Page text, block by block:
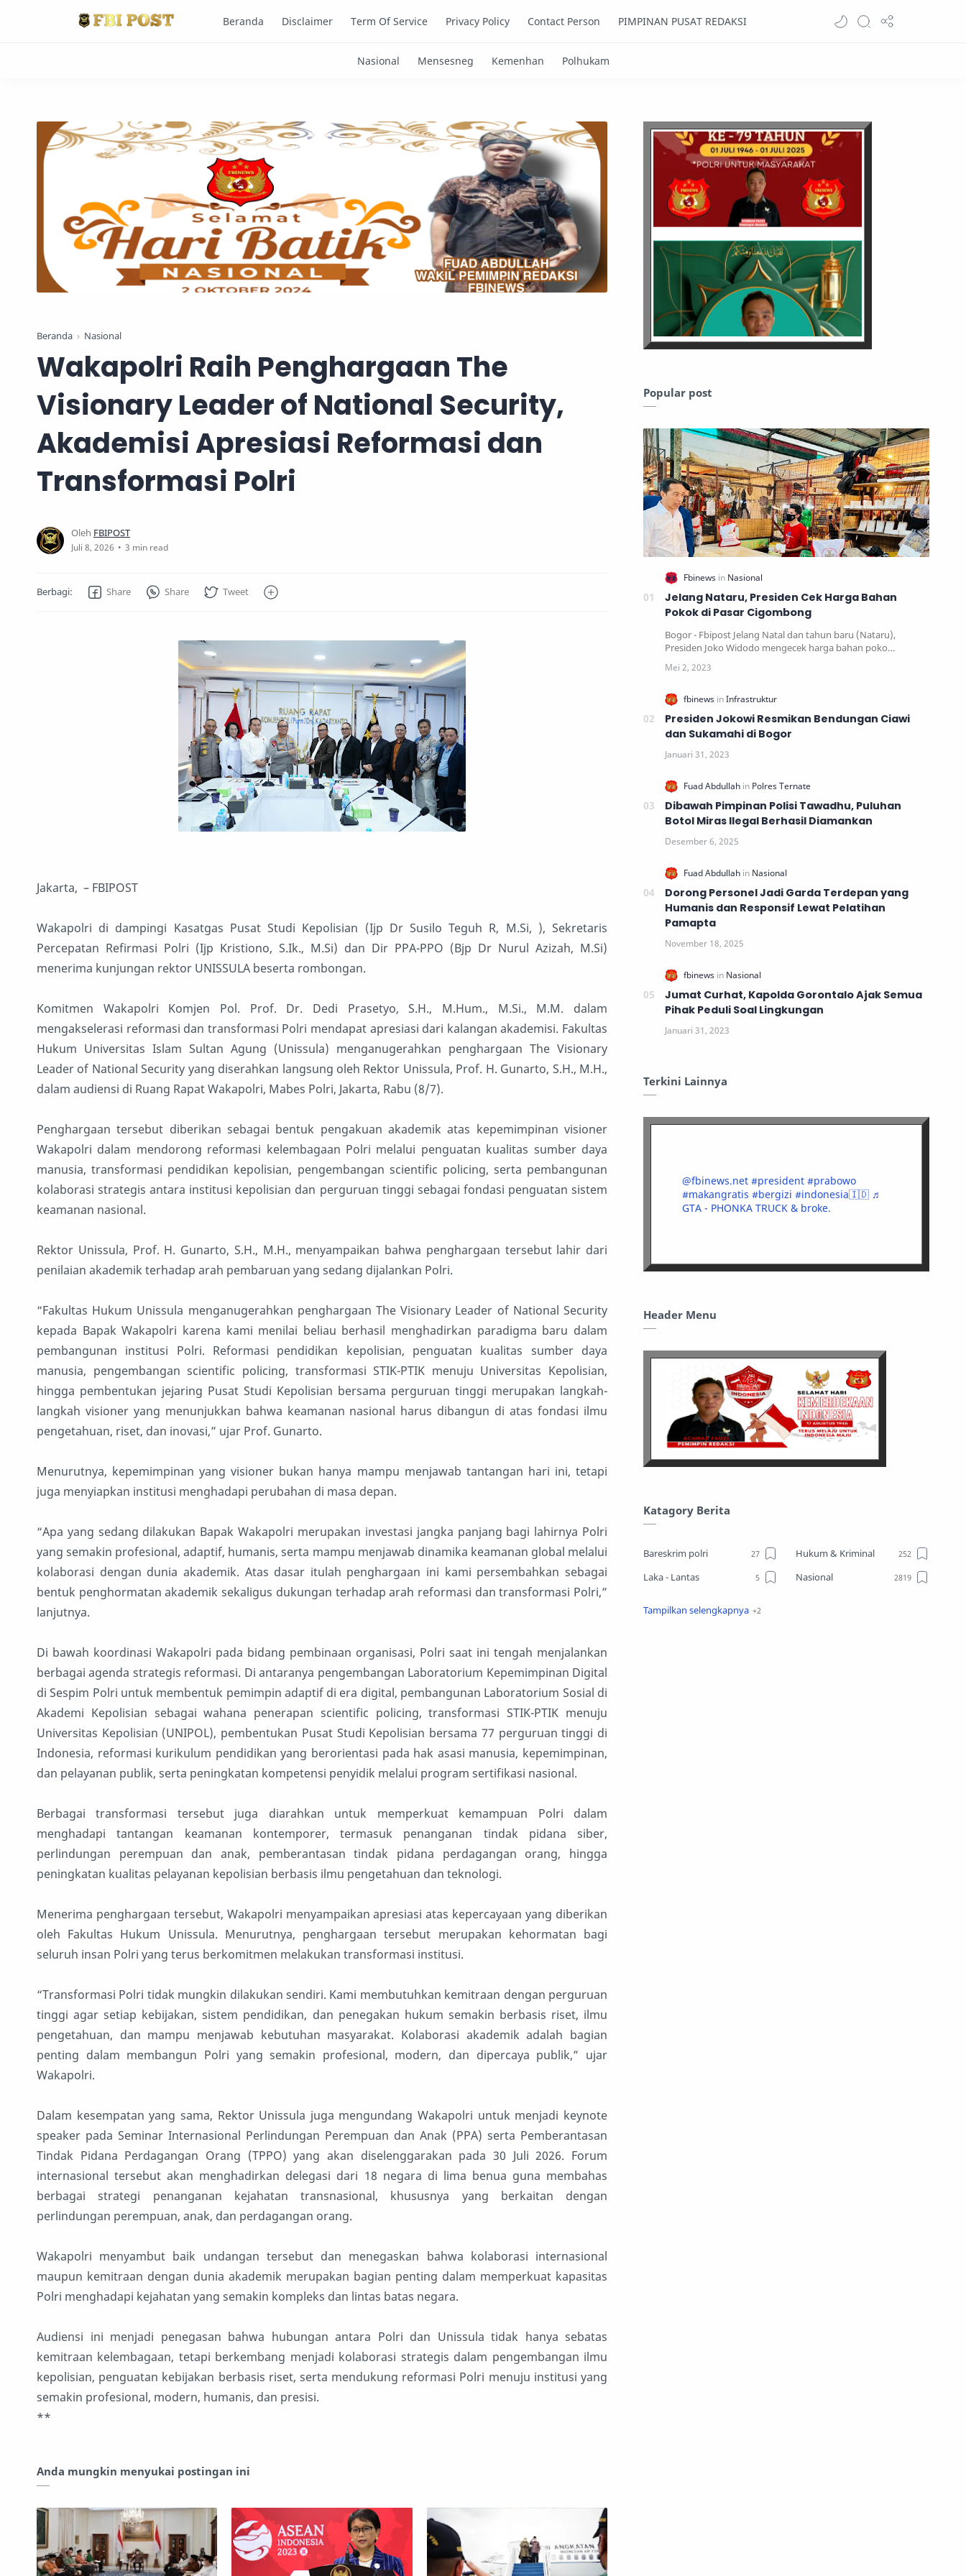
Beranda Disclaimer Term Of Service Privacy Policy Contact Person PIMPINAN PUSAT REDAKSI
Beranda Nasional
Wakapolri Raih Penghargaan The
Visionary Leader of National Security,
Akademisi Apresiasi Reformasi dan
Transformasi Polri
3 min read
Jakarta, – FBIPOST
Wakapolri di dampingi Kasatgas Pusat Studi Kepolisian (Ijp Dr Susilo Teguh R, M.Si, ), Sekretaris
Percepatan Refirmasi Polri (Ijp Kristiono, S.Ik., M.Si) dan Dir PPA-PPO (Bjp Dr Nurul Azizah, M.Si)
menerima kunjungan rektor UNISSULA beserta rombongan.
Komitmen Wakapolri Komjen Pol. Prof. Dr. Dedi Prasetyo, S.H., M.Hum., M.Si., M.M. dalam
mengakselerasi reformasi dan transformasi Polri mendapat apresiasi dari kalangan akademisi. Fakultas
Hukum Universitas Islam Sultan Agung (Unissula) menganugerahkan penghargaan The Visionary
Leader of National Security yang diserahkan langsung oleh Rektor Unissula, Prof. H. Gunarto, S.H., M.H.,
dalam audiensi di Ruang Rapat Wakapolri, Mabes Polri, Jakarta, Rabu (8/7).
Penghargaan tersebut diberikan sebagai bentuk pengakuan akademik atas kepemimpinan visioner
Wakapolri dalam mendorong reformasi kelembagaan Polri melalui penguatan kualitas sumber daya
manusia, transformasi pendidikan kepolisian, pengembangan scientific policing, serta pembangunan
kolaborasi strategis antara institusi kepolisian dan perguruan tinggi sebagai fondasi penguatan sistem
keamanan nasional.
Rektor Unissula, Prof. H. Gunarto, S.H., M.H., menyampaikan bahwa penghargaan tersebut lahir dari
penilaian akademik terhadap arah pembaruan yang sedang dijalankan Polri.
“Fakultas Hukum Unissula menganugerahkan penghargaan The Visionary Leader of National Security
kepada Bapak Wakapolri karena kami menilai beliau berhasil menghadirkan paradigma baru dalam
pembangunan institusi Polri. Reformasi pendidikan kepolisian, penguatan kualitas sumber daya
manusia, pengembangan scientific policing, transformasi STIK-PTIK menuju Universitas Kepolisian,
hingga pembentukan jejaring Pusat Studi Kepolisian bersama perguruan tinggi merupakan langkah-
langkah visioner yang menunjukkan bahwa keamanan nasional harus dibangun di atas fondasi ilmu
pengetahuan, riset, dan inovasi,” ujar Prof. Gunarto.
Menurutnya, kepemimpinan yang visioner bukan hanya mampu menjawab tantangan hari ini, tetapi
juga menyiapkan institusi menghadapi perubahan di masa depan.
“Apa yang sedang dilakukan Bapak Wakapolri merupakan investasi jangka panjang bagi lahirnya Polri
yang semakin profesional, adaptif, humanis, serta mampu menjawab dinamika keamanan global melalui
kolaborasi dengan dunia akademik. Atas dasar itulah penghargaan ini kami persembahkan sebagai
bentuk penghormatan akademik sekaligus dukungan terhadap arah reformasi dan transformasi Polri,”
lanjutnya.
Di bawah koordinasi Wakapolri pada bidang pembinaan organisasi, Polri saat ini tengah menjalankan
berbagai agenda strategis reformasi. Di antaranya pengembangan Laboratorium Kepemimpinan Digital
di Sespim Polri untuk membentuk pemimpin adaptif di era digital, pembangunan Laboratorium Sosial di
Akademi Kepolisian sebagai wahana penerapan scientific policing, transformasi STIK-PTIK menuju
Universitas Kepolisian (UNIPOL), pembentukan Pusat Studi Kepolisian bersama 77 perguruan tinggi di
Indonesia, reformasi kurikulum pendidikan yang berorientasi pada hak asasi manusia, kepemimpinan,
dan pelayanan publik, serta peningkatan kompetensi penyidik melalui program sertifikasi nasional.
Berbagai transformasi tersebut juga diarahkan untuk memperkuat kemampuan Polri dalam
menghadapi tantangan keamanan kontemporer, termasuk penanganan tindak pidana siber,
perlindungan perempuan dan anak, pemberantasan tindak pidana perdagangan orang, hingga
peningkatan kualitas pelayanan kepolisian berbasis ilmu pengetahuan dan teknologi.
Menerima penghargaan tersebut, Wakapolri menyampaikan apresiasi atas kepercayaan yang diberikan
oleh Fakultas Hukum Unissula. Menurutnya, penghargaan tersebut merupakan kehormatan bagi
seluruh insan Polri yang terus berkomitmen melakukan transformasi institusi.
“Transformasi Polri tidak mungkin dilakukan sendiri. Kami membutuhkan kemitraan dengan perguruan
tinggi agar setiap kebijakan, sistem pendidikan, dan penegakan hukum semakin berbasis riset, ilmu
pengetahuan, dan mampu menjawab kebutuhan masyarakat. Kolaborasi akademik adalah bagian
penting dalam membangun Polri yang semakin profesional, modern, dan dipercaya publik,” ujar
Wakapolri.
Dalam kesempatan yang sama, Rektor Unissula juga mengundang Wakapolri untuk menjadi keynote
speaker pada Seminar Internasional Perlindungan Perempuan dan Anak (PPA) serta Pemberantasan
Tindak Pidana Perdagangan Orang (TPPO) yang akan diselenggarakan pada 30 Juli 2026. Forum
internasional tersebut akan menghadirkan delegasi dari 18 negara di lima benua guna membahas
berbagai strategi penanganan kejahatan transnasional, khususnya yang berkaitan dengan
perlindungan perempuan, anak, dan perdagangan orang.
Wakapolri menyambut baik undangan tersebut dan menegaskan bahwa kolaborasi internasional
maupun kemitraan dengan dunia akademik merupakan bagian penting dalam memperkuat kapasitas
Polri menghadapi kejahatan yang semakin kompleks dan lintas batas negara.
Audiensi ini menjadi penegasan bahwa hubungan antara Polri dan Unissula tidak hanya sebatas
kemitraan kelembagaan, tetapi berkembang menjadi kolaborasi strategis dalam pengembangan ilmu
kepolisian, penguatan kebijakan berbasis riset, serta mendukung reformasi Polri menuju institusi yang
semakin profesional, modern, humanis, dan presisi.
**
Anda mungkin menyukai postingan ini
Popular post
Jelang Nataru, Presiden Cek Harga Bahan
Pokok di Pasar Cigombong
Bogor - Fbipost Jelang Natal dan tahun baru (Nataru),
Presiden Joko Widodo mengecek harga bahan poko…
Presiden Jokowi Resmikan Bendungan Ciawi
dan Sukamahi di Bogor
Dibawah Pimpinan Polisi Tawadhu, Puluhan
Botol Miras Ilegal Berhasil Diamankan
Dorong Personel Jadi Garda Terdepan yang
Humanis dan Responsif Lewat Pelatihan
Pamapta
Jumat Curhat, Kapolda Gorontalo Ajak Semua
Pihak Peduli Soal Lingkungan
Terkini Lainnya
@fbinews.net #president #prabowo
#makangratis #bergizi #indonesia🇮🇩 ♬
GTA - PHONKA TRUCK & broke.
Header Menu
Katagory Berita
Bareskrim polri
Hukum & Kriminal
Laka - Lantas
Nasional